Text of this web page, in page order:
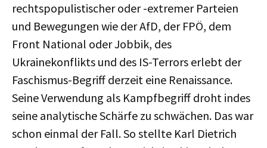
rechtspopulistischer oder -extremer Parteien
und Bewegungen wie der AfD, der FPÖ, dem
Front National oder Jobbik, des
Ukrainekonflikts und des IS-Terrors erlebt der
Faschismus-Begriff derzeit eine Renaissance.
Seine Verwendung als Kampfbegriff droht indes
seine analytische Schärfe zu schwächen. Das war
schon einmal der Fall. So stellte Karl Dietrich